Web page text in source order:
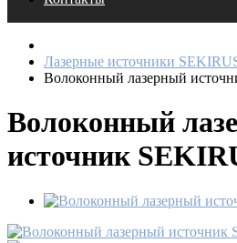
Лазерные источники
Волоконный лазерный
Волоконный
источник